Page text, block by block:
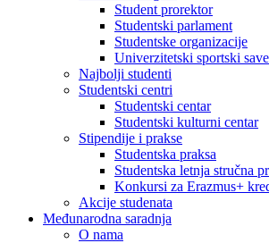
Student prorektor
Studentski parlament
Studentske organizacije
Univerzitetski sportski
Najbolji studenti
Studentski centri
Studentski centar
Studentski kulturni centar
Stipendije i prakse
Studentska praksa
Studentska letnja stručna
Konkursi za Erazmus+
Akcije studenata
Međunarodna saradnja
O nama